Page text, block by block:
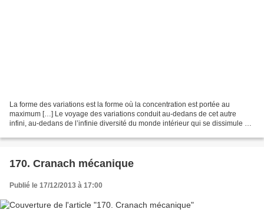
La forme des variations est la forme où la concentration est portée au
maximum […] Le voyage des variations conduit au-dedans de cet autre
infini, au-dedans de l’infinie diversité du monde intérieur qui se dissimule en
170. Cranach mécanique
Publié le 17/12/2013 à 17:00